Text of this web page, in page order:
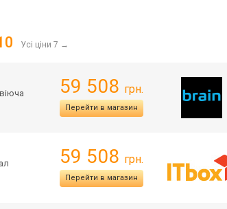
Усі ціни 7 →
59 508 грн.
Перейти в магазин
59 508 грн.
Перейти в магазин